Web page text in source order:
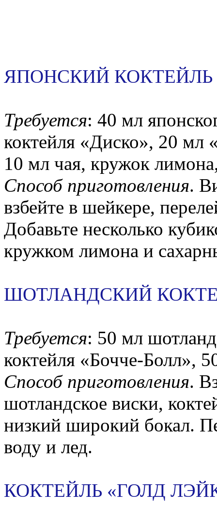
ЯПОНСКИЙ КОКТЕЙЛЬ
Требуется: 40 мл
коктейля «Диско», 20 мл
10 мл чая, кружок
Способ приготовления.
взбейте в шейкере,
Добавьте несколько
кружком лимона и
ШОТЛАНДСКИЙ
Требуется: 50 мл
коктейля «Бочче-Болл»,
Способ приготовления.
шотландское виски,
низкий широкий бокал.
воду и лед.
КОКТЕЙЛЬ «ГОЛД